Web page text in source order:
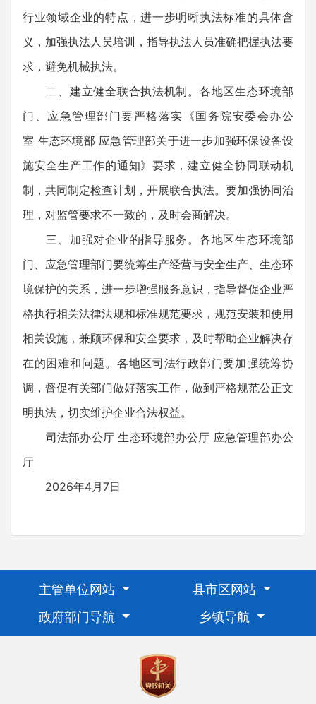
行业领域企业的特点，进一步明晰执法标准的具体含
义，加强执法人员培训，指导执法人员准确把握执法要
求，避免机械执法。
二、建立健全联合执法机制。各地区生态环境部
门、应急管理部门要严格落实《国务院安委会办公
室 生态环境部 应急管理部关于进一步加强环保设备设
施安全生产工作的通知》要求，建立健全协同联动机
制，共同制定检查计划，开展联合执法。要加强协同治
理，对监管要求不一致的，及时会商解决。
三、加强对企业的指导服务。各地区生态环境部
门、应急管理部门要统筹生产经营与安全生产、生态环
境保护的关系，进一步增强服务意识，指导督促企业严
格执行相关法律法规和标准规范要求，规范安装和使用
相关设施，兼顾环保和安全要求，及时帮助企业解决存
在的困难和问题。各地区司法行政部门要加强统筹协
调，督促有关部门做好落实工作，做到严格规范公正文
明执法，切实维护企业合法权益。
司法部办公厅 生态环境部办公厅 应急管理部办公
厅
2026年4月7日
主管单位网站
县市区网站
政府部门导航
乡镇导航